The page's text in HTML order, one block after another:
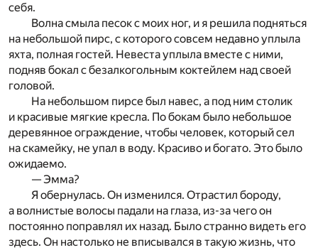
себя.
Волна смыла песок с моих ног, и я решила подняться
на небольшой пирс, с которого совсем недавно уплыла
яхта, полная гостей. Невеста уплыла вместе с ними,
подняв бокал с безалкогольным коктейлем над своей
головой.
На небольшом пирсе был навес, а под ним столик
и красивые мягкие кресла. По бокам было небольшое
деревянное ограждение, чтобы человек, который сел
на скамейку, не упал в воду. Красиво и богато. Это было
ожидаемо.
— Эмма?
Я обернулась. Он изменился. Отрастил бороду,
а волнистые волосы падали на глаза, из-за чего он
постоянно поправлял их назад. Было странно видеть его
здесь. Он настолько не вписывался в такую жизнь, что